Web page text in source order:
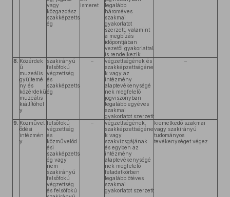
vagy
közgazdász
szakképzetts
ég
ismeret
legalább
hároméves
szakmai
gyakorlatot
szerzett, valamint
a megbízás
időpontjában
vezetői gyakorlattal
is rendelkezik
8. Közérdek
ű
muzeális
gyűjtemé
ny és
közérdekű
muzeális
kiállítóhel
y
szakirányú
felsőfokú
végzettség
és
szakképzetts
ég
–
végzettségének és
szakképzettségéne
k vagy az
intézmény
alaptevékenységé
nek megfelelő
jogviszonyban
legalább egyéves
szakmai
gyakorlatot szerzett
–
9. Közművel
ődési
intézmén
y
felsőfokú
végzettség
és
közművelőd
ési
szakképzetts
ég vagy
nem
szakirányú
felsőfokú
végzettség
és felsőfokú
–
végzettségének,
szakképzettségéne
k vagy
szakvizsgájának
és egyben az
intézmény
alaptevékenységé
nek megfelelő
feladatkörben
legalább ötéves
szakmai
gyakorlatot szerzett
kiemelkedő szakmai
vagy szakirányú
tudományos
tevékenységet végez